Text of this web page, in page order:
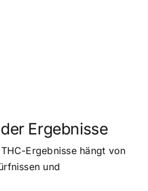
Ergebnisse
Ergebnisse hängt von
und